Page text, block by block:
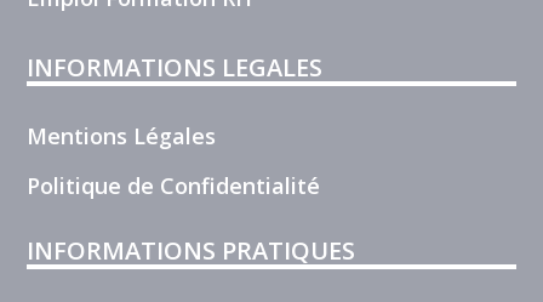
INFORMATIONS LEGALES
Mentions Légales
Politique de Confidentialité
INFORMATIONS PRATIQUES